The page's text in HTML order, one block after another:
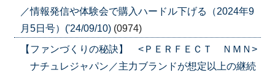
／情報発信や体験会で購入ハードル下げる（2024年9
月5日号）('24/09/10) (0974)
【ファンづくりの秘訣】 <ＰＥＲＦＥＣＴ ＮＭＮ>
ナチュレジャパン／主力ブランドが想定以上の継続